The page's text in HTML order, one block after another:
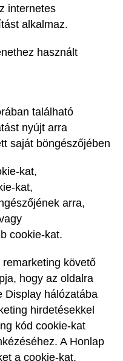
internetes
alkalmaz.
használt
található
nyújt arra
saját böngészőjében
kat,
kat,
arra,
cookie-kat.
követő
hogy az oldalra
Display hálózatába
hirdetésekkel
kód cookie-kat
A Honlap
a cookie-kat,